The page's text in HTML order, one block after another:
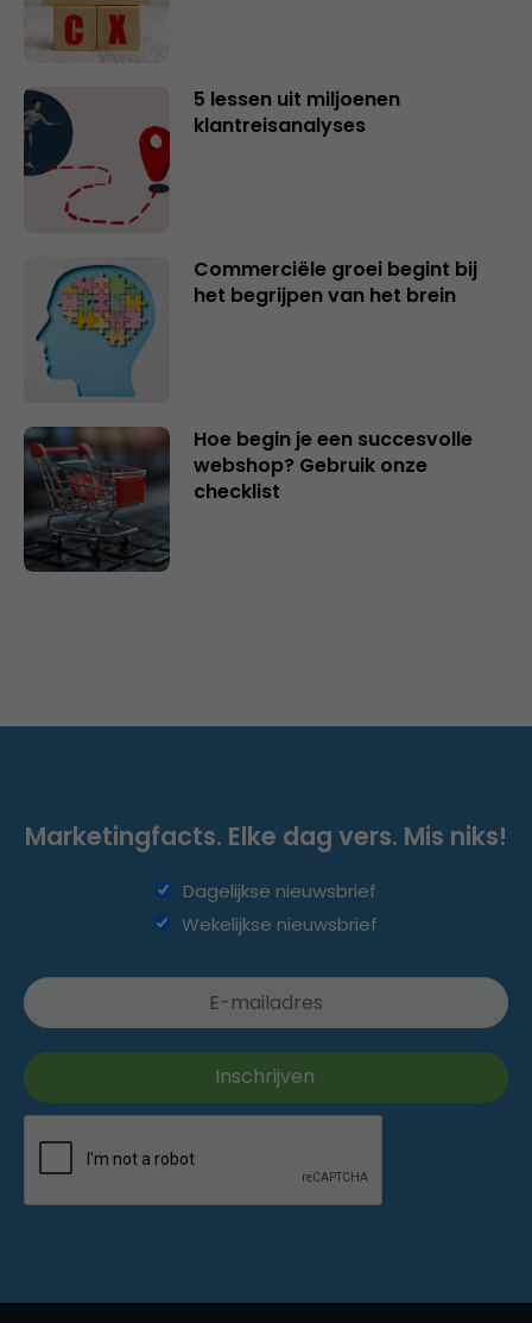
5 lessen uit miljoenen
klantreisanalyses
Commerciële groei begint bij
het begrijpen van het brein
Hoe begin je een succesvolle
webshop? Gebruik onze
checklist
Marketingfacts. Elke dag vers. Mis niks!
Dagelijkse nieuwsbrief
Wekelijkse nieuwsbrief